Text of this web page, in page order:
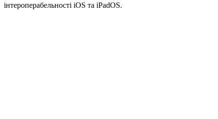
інтероперабельності iOS та iPadOS.